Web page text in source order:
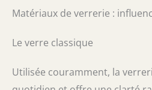
Matériaux de verrerie :
Le verre classique
Utilisée couramment, la